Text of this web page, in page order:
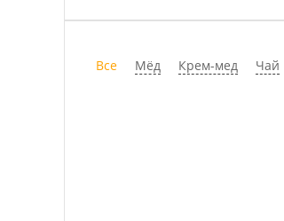
Все Мёд Крем-мед Чай